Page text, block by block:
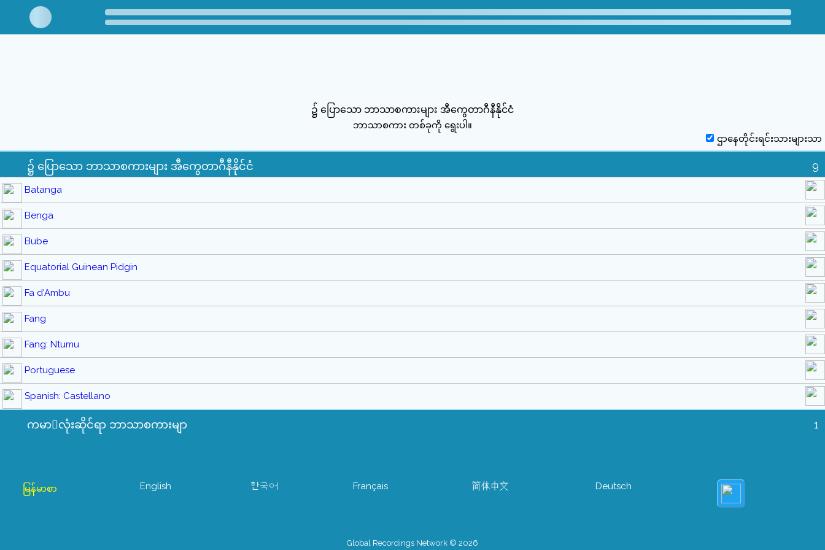
၌ ပြောသော ဘာသာစကားများ အီကွေတာဂီနီနိုင်ငံ
ဘာသာစကား တစ်ခုကို ရွေးပါ။
ဌာနေတိုင်းရင်းသားများသာ
၌ ပြောသော ဘာသာစကားများ အီကွေတာဂီနီနိုင်ငံ 9
Batanga
Benga
Bube
Equatorial Guinean Pidgin
Fa d'Ambu
Fang
Fang: Ntumu
Portuguese
Spanish: Castellano
ကမာလုံးဆိုင်ရာ ဘာသာစကားမျာ 1
မြန်မာစာ English 한국어 Français 简体中文 Deutsch
Global Recordings Network © 2026